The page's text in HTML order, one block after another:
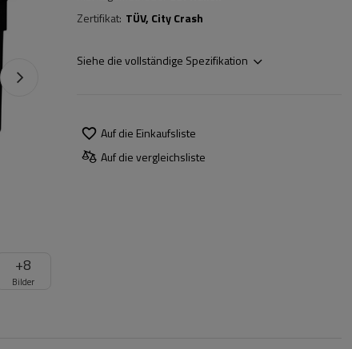
+8
Bilder
Zertifikat TÜV City Crash
Siehe die vollständige Spezifikation
Auf die Einkaufsliste
Auf die vergleichsliste